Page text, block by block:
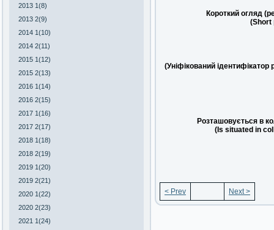
2013 1(8)
2013 2(9)
2014 1(10)
2014 2(11)
2015 1(12)
2015 2(13)
2016 1(14)
2016 2(15)
2017 1(16)
2017 2(17)
2018 1(18)
2018 2(19)
2019 1(20)
2019 2(21)
2020 1(22)
2020 2(23)
2021 1(24)
Короткий огляд
(Short
(Уніфікований ідентифікатор
Розташовується в
(Is situated in
< Prev Next >